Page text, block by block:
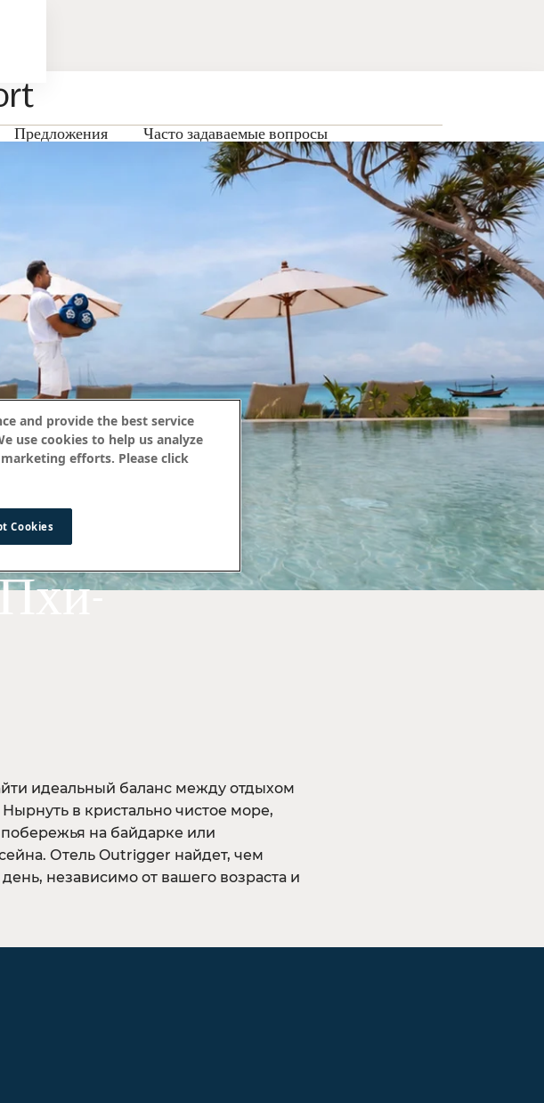
Предложения Часто задаваемые вопросы
идеальный баланс между отдыхом
в кристально чистое море,
побережья на байдарке или
Отель Outrigger найдет, чем
независимо от вашего возраста и
and provide the best service
use cookies to help us analyze
efforts. Please click
Cookies